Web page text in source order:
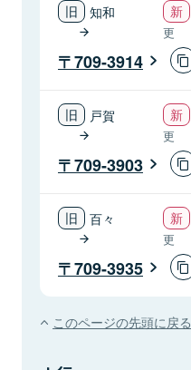
知和
更
709-3914
戸賀
更
709-3903
百々
更
709-3935
このページの先頭に戻る